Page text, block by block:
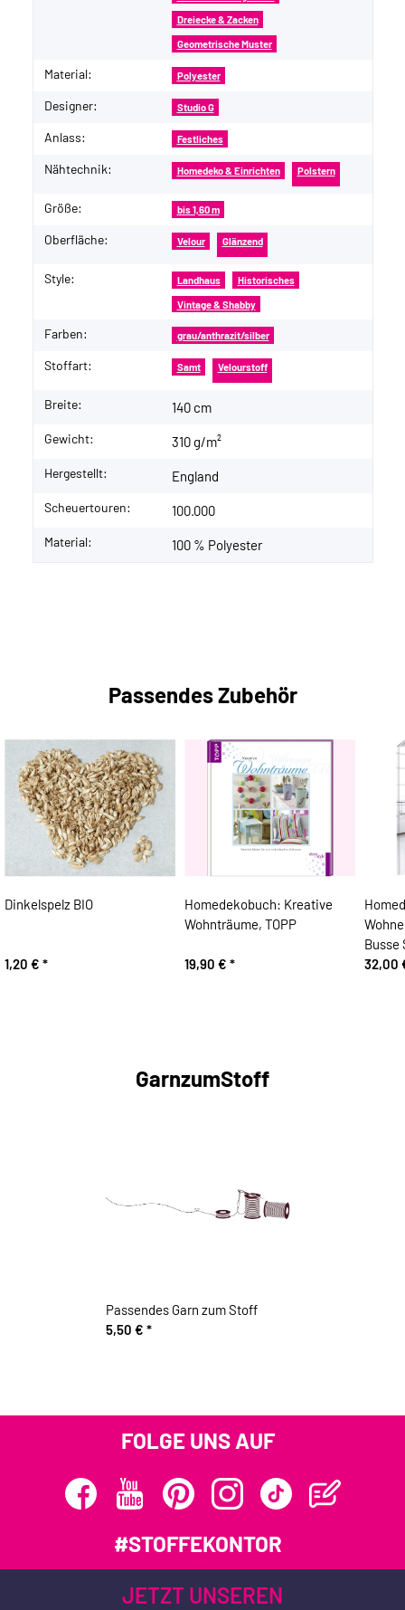
Dreiecke & Zacken
Geometrische Muster
Material: Polyester
Designer: Studio G
Anlass: Festliches
Nähtechnik: Homedeko & Einrichten Polstern
Größe: bis 1,60 m
Oberfläche: Velour Glänzend
Style: Landhaus Historisches
Vintage & Shabby
Farben: grau/anthrazit/silber
Stoffart: Samt Velourstoff
Breite: 140 cm
Gewicht: 310 g/m²
Hergestellt: England
Scheuertouren: 100.000
Material: 100 % Polyester
Passendes Zubehör
Dinkelspelz BIO
1,20 € *
Homedekobuch: Kreative
Wohnträume, TOPP
19,90 € *
Busse
32,00
GarnzumStoff
Passendes Garn zum Stoff
5,50 € *
FOLGE UNS AUF
#STOFFEKONTOR
JETZT UNSEREN